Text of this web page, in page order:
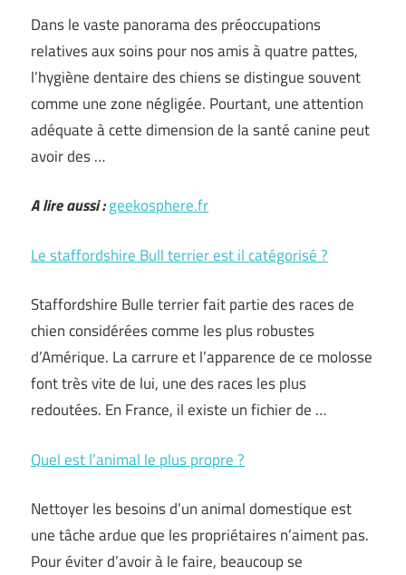
Dans le vaste panorama des préoccupations
relatives aux soins pour nos amis à quatre pattes,
l’hygiène dentaire des chiens se distingue souvent
comme une zone négligée. Pourtant, une attention
adéquate à cette dimension de la santé canine peut
avoir des …
A lire aussi :geekosphere.fr
Le staffordshire Bull terrier est il catégorisé ?
Staffordshire Bulle terrier fait partie des races de
chien considérées comme les plus robustes
d’Amérique. La carrure et l’apparence de ce molosse
font très vite de lui, une des races les plus
redoutées. En France, il existe un fichier de …
Quel est l’animal le plus propre ?
Nettoyer les besoins d’un animal domestique est
une tâche ardue que les propriétaires n’aiment pas.
Pour éviter d’avoir à le faire, beaucoup se